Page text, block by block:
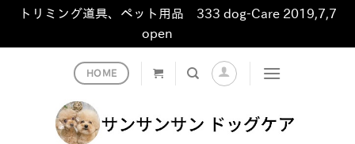
トリミング道具、ペット用品 333 dog-Care 2019,7,7
open
HOME